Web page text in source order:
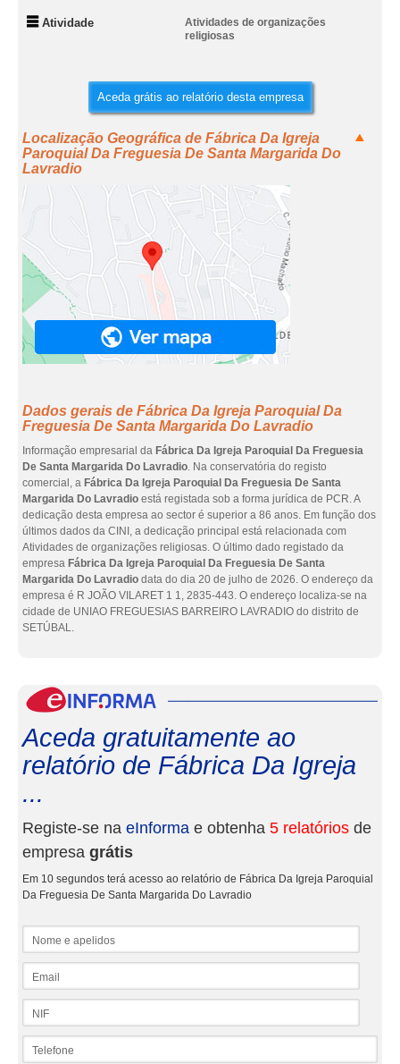
Atividade
Atividades de organizações
religiosas
Aceda grátis ao relatório desta empresa
Localização Geográfica de Fábrica Da Igreja
Paroquial Da Freguesia De Santa Margarida Do
Lavradio
Dados gerais de Fábrica Da Igreja Paroquial Da
Freguesia De Santa Margarida Do Lavradio
Informação empresarial da Fábrica Da Igreja Paroquial Da Freguesia
De Santa Margarida Do Lavradio. Na conservatória do registo
comercial, a Fábrica Da Igreja Paroquial Da Freguesia De Santa
Margarida Do Lavradio está registada sob a forma jurídica de PCR. A
dedicação desta empresa ao sector é superior a 86 anos. Em função dos
últimos dados da CINI, a dedicação principal está relacionada com
Atividades de organizações religiosas. O último dado registado da
empresa Fábrica Da Igreja Paroquial Da Freguesia De Santa
Margarida Do Lavradio data do dia 20 de julho de 2026. O endereço da
empresa é R JOÃO VILARET 1 1, 2835-443. O endereço localiza-se na
cidade de UNIAO FREGUESIAS BARREIRO LAVRADIO do distrito de
SETÚBAL.
Aceda gratuitamente ao
relatório de Fábrica Da Igreja
...
Registe-se na eInforma e obtenha 5 relatórios de
empresa grátis
Em 10 segundos terá acesso ao relatório de Fábrica Da Igreja Paroquial
Da Freguesia De Santa Margarida Do Lavradio